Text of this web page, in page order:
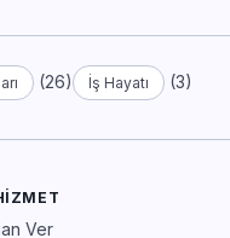
(26) İş Hayatı (3)
Ver